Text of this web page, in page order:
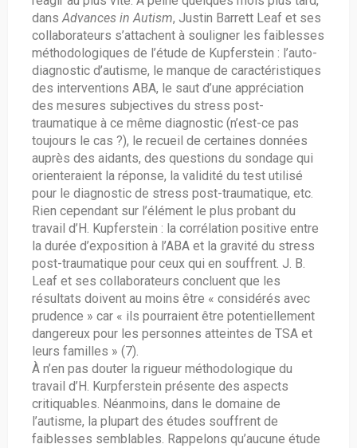
dansAdvances in Autism, Justin Barrett Leaf et ses
collaborateurs s’attachent à souligner les faiblesses
méthodologiques de l’étude de Kupferstein : l’auto-
diagnostic d’autisme, le manque de caractéristiques
des interventions ABA, le saut d’une appréciation
des mesures subjectives du stress post-
traumatique à ce même diagnostic (n’est-ce pas
toujours le cas ?), le recueil de certaines données
auprès des aidants, des questions du sondage qui
orienteraient la réponse, la validité du test utilisé
pour le diagnostic de stress post-traumatique, etc.
Rien cependant sur l’élément le plus probant du
travail d’H. Kupferstein : la corrélation positive entre
la durée d’exposition à l’ABA et la gravité du stress
post-traumatique pour ceux qui en souffrent. J. B.
Leaf et ses collaborateurs concluent que les
résultats doivent au moins être « considérés avec
prudence » car « ils pourraient être potentiellement
dangereux pour les personnes atteintes de TSA et
leurs familles » (7).
À n’en pas douter la rigueur méthodologique du
travail d’H. Kurpferstein présente des aspects
critiquables. Néanmoins, dans le domaine de
l’autisme, la plupart des études souffrent de
faiblesses semblables. Rappelons qu’aucune étude